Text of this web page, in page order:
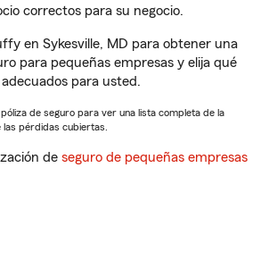
correctos para su negocio.
en Sykesville, MD para obtener una
para pequeñas empresas y elija qué
para usted.
de seguro para ver una lista completa de la
pérdidas cubiertas.
de seguro de pequeñas empresas